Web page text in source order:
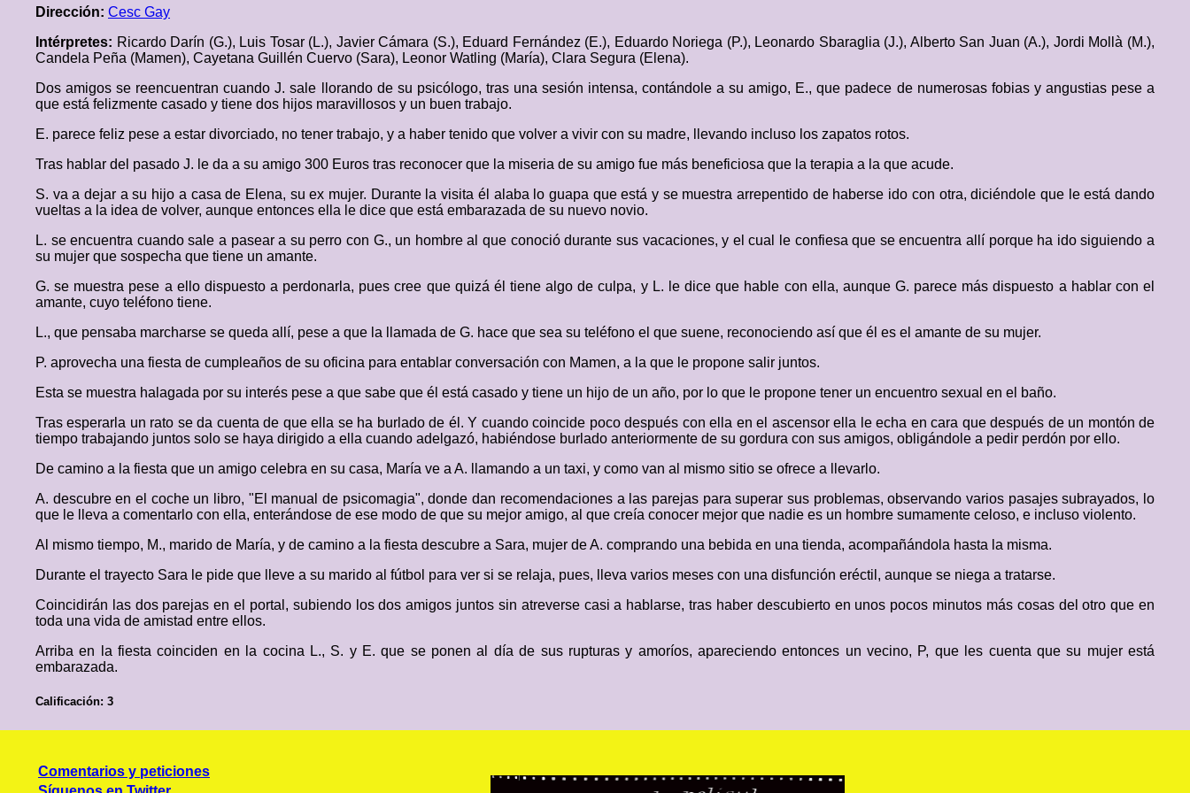
Dirección: Cesc Gay
Intérpretes: Ricardo Darín (G.), Luis Tosar (L.), Javier Cámara (S.), Eduard Fernández (E.), Eduardo Noriega (P.), Leonardo Sbaraglia (J.), Alberto San Juan (A.), Jordi Mollà (M.),
Candela Peña (Mamen), Cayetana Guillén Cuervo (Sara), Leonor Watling (María), Clara Segura (Elena).
Dos amigos se reencuentran cuando J. sale llorando de su psicólogo, tras una sesión intensa, contándole a su amigo, E., que padece de numerosas fobias y angustias pese a
que está felizmente casado y tiene dos hijos maravillosos y un buen trabajo.
E. parece feliz pese a estar divorciado, no tener trabajo, y a haber tenido que volver a vivir con su madre, llevando incluso los zapatos rotos.
Tras hablar del pasado J. le da a su amigo 300 Euros tras reconocer que la miseria de su amigo fue más beneficiosa que la terapia a la que acude.
S. va a dejar a su hijo a casa de Elena, su ex mujer. Durante la visita él alaba lo guapa que está y se muestra arrepentido de haberse ido con otra, diciéndole que le está dando
vueltas a la idea de volver, aunque entonces ella le dice que está embarazada de su nuevo novio.
L. se encuentra cuando sale a pasear a su perro con G., un hombre al que conoció durante sus vacaciones, y el cual le confiesa que se encuentra allí porque ha ido siguiendo a
su mujer que sospecha que tiene un amante.
G. se muestra pese a ello dispuesto a perdonarla, pues cree que quizá él tiene algo de culpa, y L. le dice que hable con ella, aunque G. parece más dispuesto a hablar con el
amante, cuyo teléfono tiene.
L., que pensaba marcharse se queda allí, pese a que la llamada de G. hace que sea su teléfono el que suene, reconociendo así que él es el amante de su mujer.
P. aprovecha una fiesta de cumpleaños de su oficina para entablar conversación con Mamen, a la que le propone salir juntos.
Esta se muestra halagada por su interés pese a que sabe que él está casado y tiene un hijo de un año, por lo que le propone tener un encuentro sexual en el baño.
Tras esperarla un rato se da cuenta de que ella se ha burlado de él. Y cuando coincide poco después con ella en el ascensor ella le echa en cara que después de un montón de
tiempo trabajando juntos solo se haya dirigido a ella cuando adelgazó, habiéndose burlado anteriormente de su gordura con sus amigos, obligándole a pedir perdón por ello.
De camino a la fiesta que un amigo celebra en su casa, María ve a A. llamando a un taxi, y como van al mismo sitio se ofrece a llevarlo.
A. descubre en el coche un libro, "El manual de psicomagia", donde dan recomendaciones a las parejas para superar sus problemas, observando varios pasajes subrayados, lo
que le lleva a comentarlo con ella, enterándose de ese modo de que su mejor amigo, al que creía conocer mejor que nadie es un hombre sumamente celoso, e incluso violento.
Al mismo tiempo, M., marido de María, y de camino a la fiesta descubre a Sara, mujer de A. comprando una bebida en una tienda, acompañándola hasta la misma.
Durante el trayecto Sara le pide que lleve a su marido al fútbol para ver si se relaja, pues, lleva varios meses con una disfunción eréctil, aunque se niega a tratarse.
Coincidirán las dos parejas en el portal, subiendo los dos amigos juntos sin atreverse casi a hablarse, tras haber descubierto en unos pocos minutos más cosas del otro que en
toda una vida de amistad entre ellos.
Arriba en la fiesta coinciden en la cocina L., S. y E. que se ponen al día de sus rupturas y amoríos, apareciendo entonces un vecino, P, que les cuenta que su mujer está
embarazada.
Calificación: 3
Comentarios y peticiones